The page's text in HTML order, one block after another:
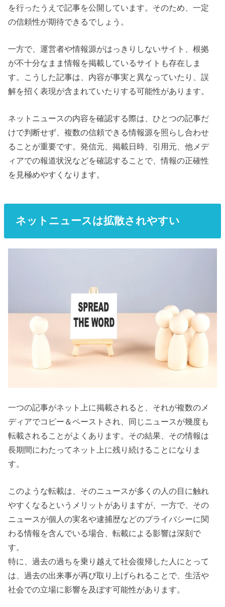
を行ったうえで記事を公開しています。そのため、一定
の信頼性が期待できるでしょう。
一方で、運営者や情報源がはっきりしないサイト、根拠
が不十分なまま情報を掲載しているサイトも存在しま
す。こうした記事は、内容が事実と異なっていたり、誤
解を招く表現が含まれていたりする可能性があります。
ネットニュースの内容を確認する際は、ひとつの記事だ
けで判断せず、複数の信頼できる情報源を照らし合わせ
ることが重要です。発信元、掲載日時、引用元、他メデ
ィアでの報道状況などを確認することで、情報の正確性
を見極めやすくなります。
ネットニュースは拡散されやすい
一つの記事がネット上に掲載されると、それが複数のメ
ディアでコピー＆ペーストされ、同じニュースが幾度も
転載されることがよくあります。その結果、その情報は
長期間にわたってネット上に残り続けることになりま
す。
このような転載は、そのニュースが多くの人の目に触れ
やすくなるというメリットがありますが、一方で、その
ニュースが個人の実名や逮捕歴などのプライバシーに関
わる情報を含んでいる場合、転載による影響は深刻で
す。
特に、過去の過ちを乗り越えて社会復帰した人にとって
は、過去の出来事が再び取り上げられることで、生活や
社会での立場に影響を及ぼす可能性があります。